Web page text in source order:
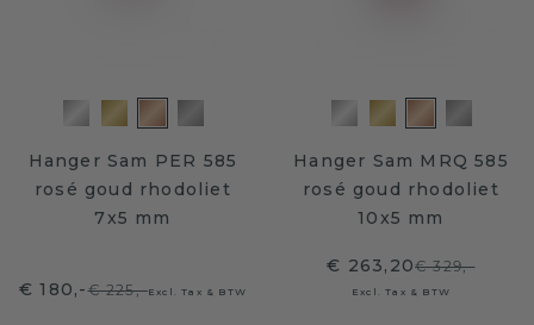
Hanger Sam PER 585
rosé goud rhodoliet
7x5 mm
€ 180,-€ 225,-Excl. Tax & BTW
Hanger Sam MRQ 585
rosé goud rhodoliet
10x5 mm
€ 263,20€ 329,-
Excl. Tax & BTW